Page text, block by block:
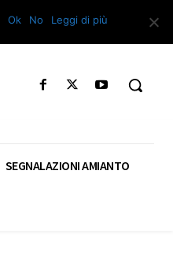
SEGNALAZIONI AMIANTO
Ok No Leggi di più